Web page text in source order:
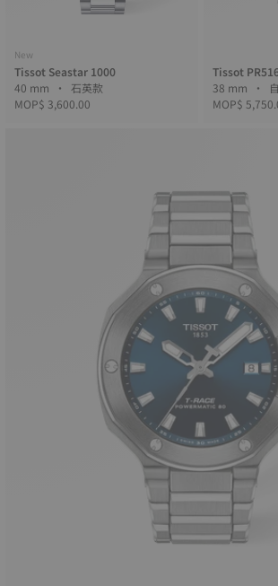
New
Tissot Seastar 1000
40 mm • 石英款
MOP$ 3,600.00
Tissot
38
MOP$